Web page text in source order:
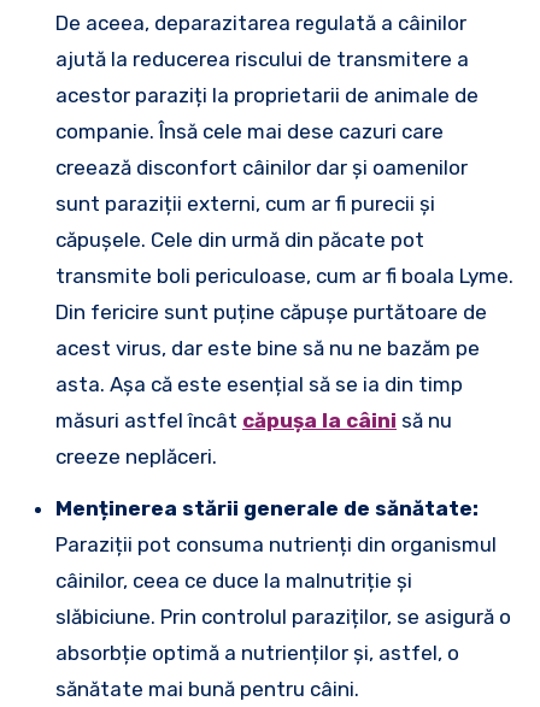
De aceea, deparazitarea regulată a câinilor
ajută la reducerea riscului de transmitere a
acestor paraziți la proprietarii de animale de
companie. Însă cele mai dese cazuri care
creează disconfort câinilor dar și oamenilor
sunt paraziții externi, cum ar fi purecii și
căpușele. Cele din urmă din păcate pot
transmite boli periculoase, cum ar fi boala Lyme.
Din fericire sunt puține căpușe purtătoare de
acest virus, dar este bine să nu ne bazăm pe
asta. Așa că este esențial să se ia din timp
măsuri astfel încât căpușa la câini să nu
creeze neplăceri.
Menținerea stării generale de sănătate:
Paraziții pot consuma nutrienți din organismul
câinilor, ceea ce duce la malnutriție și
slăbiciune. Prin controlul paraziților, se asigură o
absorbție optimă a nutrienților și, astfel, o
sănătate mai bună pentru câini.